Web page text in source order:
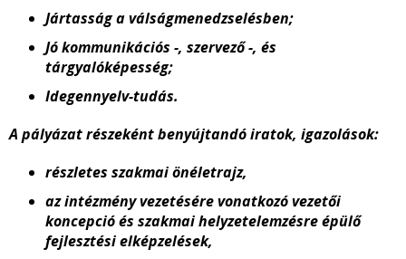
Jártasság a válságmenedzselésben;
Jó kommunikációs -, szervező -, és
tárgyalóképesség;
Idegennyelv-tudás.
A pályázat részeként benyújtandó iratok, igazolások:
részletes szakmai önéletrajz,
az intézmény vezetésére vonatkozó vezetői
koncepció és szakmai helyzetelemzésre épülő
fejlesztési elképzelések,